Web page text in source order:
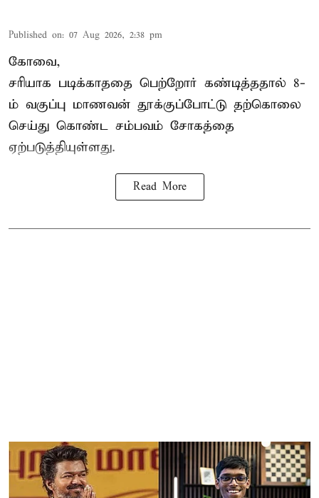
Published on: 07 Aug 2026, 2:38 pm
கோவை,
சரியாக படிக்காததை பெற்றோர் கண்டித்ததால் 8-
ம் வகுப்பு மாணவன் தூக்குப்போட்டு தற்கொலை
செய்து கொண்ட சம்பவம் சோகத்தை
ஏற்படுத்தியுள்ளது.
Read More